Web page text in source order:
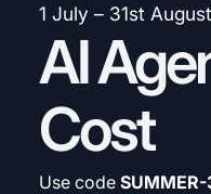
1 July – 31st
AI
Cost
Use code